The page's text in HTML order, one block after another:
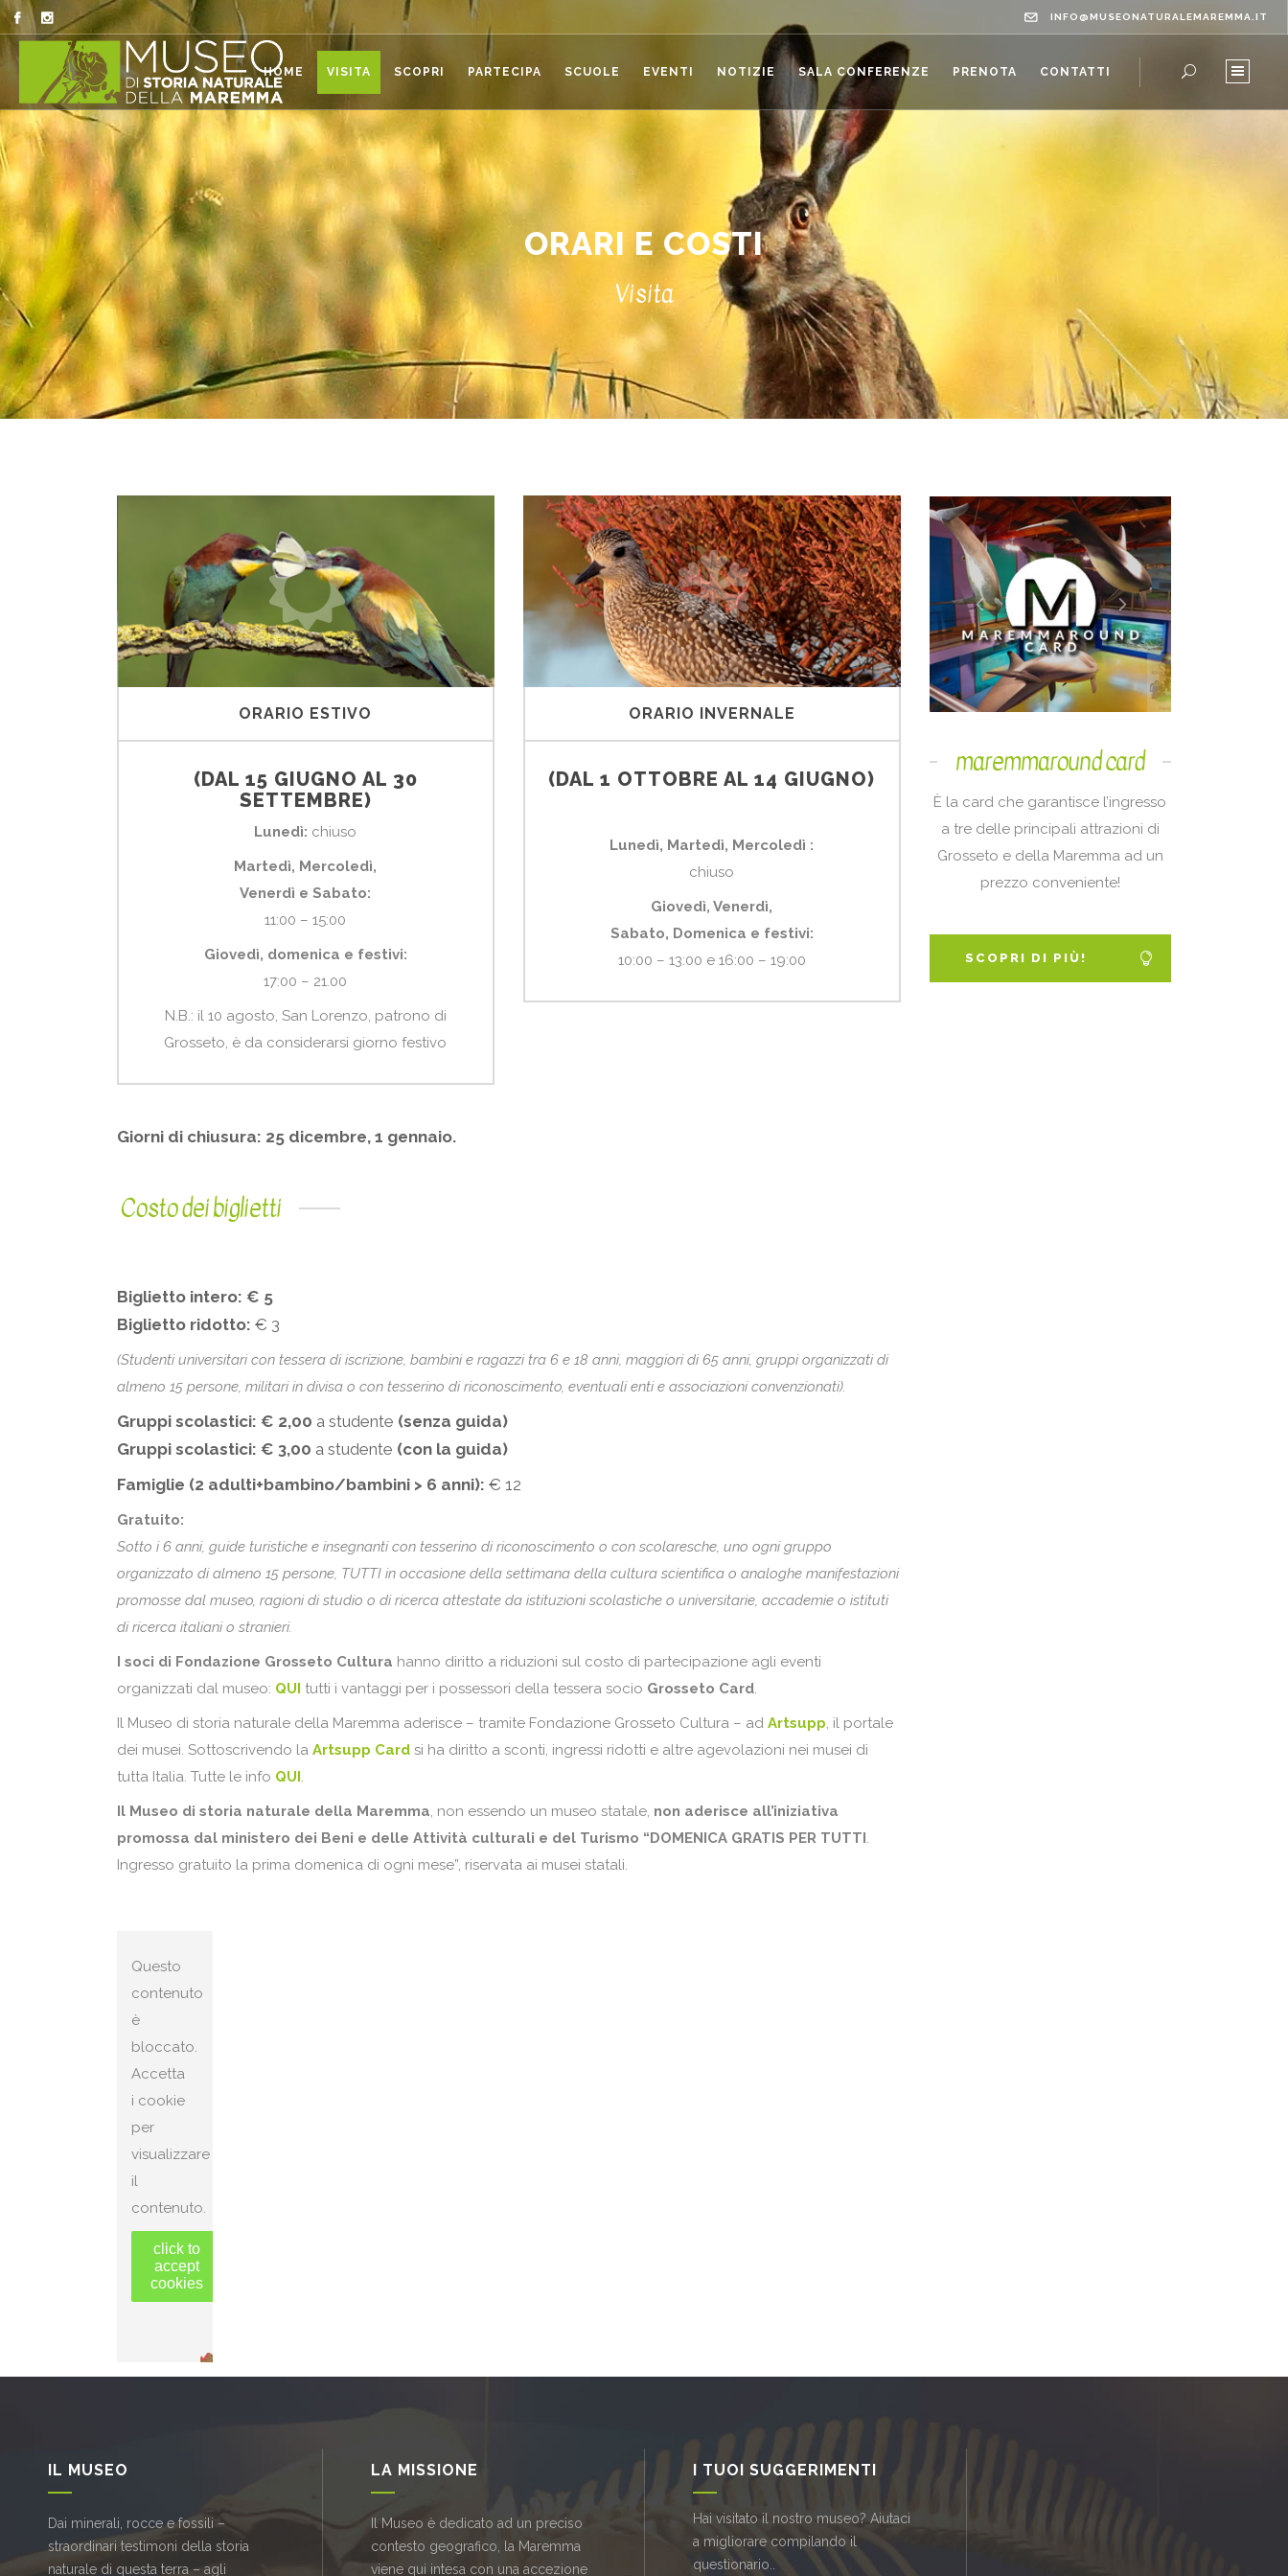
INFO@MUSEONATURALEMAREMMA.IT
HOME VISITA SCOPRI PARTECIPA SCUOLE EVENTI NOTIZIE SALA CONFERENZE PRENOTA CONTATTI
ORARI E COSTI
Visita
ORARIO ESTIVO
(DAL 15 GIUGNO AL 30
SETTEMBRE)
Lunedì: chiuso
Martedì, Mercoledì,
Venerdì e Sabato:
11:00 – 15:00
Giovedì, domenica e festivi:
17:00 – 21.00
N.B.: il 10 agosto, San Lorenzo, patrono di
Grosseto, è da considerarsi giorno festivo
ORARIO INVERNALE
(DAL 1 OTTOBRE AL 14 GIUGNO)
Lunedì, Martedì, Mercoledì :
chiuso
Giovedì, Venerdì,
Sabato, Domenica e festivi:
10:00 – 13:00 e 16:00 – 19:00
Giorni di chiusura: 25 dicembre, 1 gennaio.
Costo dei biglietti
Biglietto intero: € 5
Biglietto ridotto: € 3
(Studenti universitari con tessera di iscrizione, bambini e ragazzi tra 6 e 18 anni, maggiori di 65 anni, gruppi organizzati di
almeno 15 persone, militari in divisa o con tesserino di riconoscimento, eventuali enti e associazioni convenzionati).
Gruppi scolastici: € 2,00 a studente (senza guida)
Gruppi scolastici: € 3,00 a studente (con la guida)
Famiglie (2 adulti+bambino/bambini > 6 anni): € 12
Gratuito:
Sotto i 6 anni, guide turistiche e insegnanti con tesserino di riconoscimento o con scolaresche, uno ogni gruppo
organizzato di almeno 15 persone, TUTTI in occasione della settimana della cultura scientifica o analoghe manifestazioni
promosse dal museo, ragioni di studio o di ricerca attestate da istituzioni scolastiche o universitarie, accademie o istituti
di ricerca italiani o stranieri.
I soci di Fondazione Grosseto Cultura hanno diritto a riduzioni sul costo di partecipazione agli eventi
organizzati dal museo: QUI tutti i vantaggi per i possessori della tessera socio Grosseto Card.
Il Museo di storia naturale della Maremma aderisce – tramite Fondazione Grosseto Cultura – ad Artsupp, il portale
dei musei. Sottoscrivendo la Artsupp Card si ha diritto a sconti, ingressi ridotti e altre agevolazioni nei musei di
tutta Italia. Tutte le info QUI.
Il Museo di storia naturale della Maremma, non essendo un museo statale, non aderisce all’iniziativa
promossa dal ministero dei Beni e delle Attività culturali e del Turismo “DOMENICA GRATIS PER TUTTI.
Ingresso gratuito la prima domenica di ogni mese”, riservata ai musei statali.
maremmaround card
È la card che garantisce l’ingresso
a tre delle principali attrazioni di
Grosseto e della Maremma ad un
prezzo conveniente!
SCOPRI DI PIÙ!
Questo
contenuto
è
bloccato.
Accetta
i cookie
per
visualizzare
il
contenuto.
click to
accept
cookies
IL MUSEO
Dai minerali, rocce e fossili –
straordinari testimoni della storia
naturale di questa terra – agli
LA MISSIONE
Il Museo è dedicato ad un preciso
contesto geografico, la Maremma
viene qui intesa con una accezione
I TUOI SUGGERIMENTI
Hai visitato il nostro museo? Aiutaci
a migliorare compilando il
questionario..